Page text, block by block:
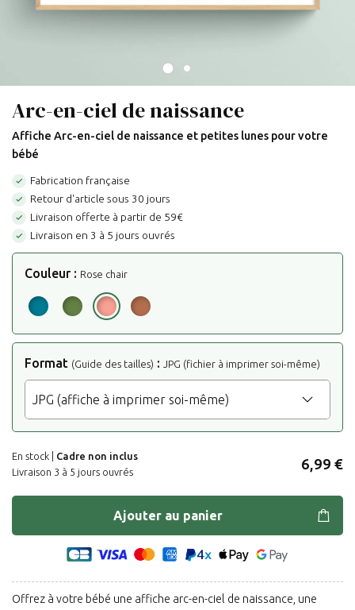
Arc-en-ciel de naissance
Affiche Arc-en-ciel de naissance et petites lunes pour votre
bébé
 Fabrication française
 Retour d'article sous 30 jours
 Livraison offerte à partir de 59€
 Livraison en 3 à 5 jours ouvrés
Couleur : Rose chair
Format (Guide des tailles) : JPG (fichier à imprimer soi-même)
En stock | Cadre non inclus
Livraison 3 à 5 jours ouvrés
6,99 €
Ajouter au panier
Offrez à votre bébé une affiche arc-en-ciel de naissance, une